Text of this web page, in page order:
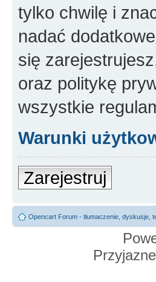
tylko chwilę i
nadać
się
oraz politykę
wszystkie
Warunki
Zarejestruj
Opencart Forum - tłumaczenie, dyskusje,